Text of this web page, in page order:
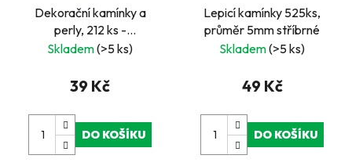
Dekorační kamínky a
perly, 212 ks -
růžovofialové
Skladem(>5 ks)
39 Kč
DO KOŠÍKU
Lepicí kamínky 525ks,
průměr 5mm stříbrné
Skladem(>5 ks)
49 Kč
DO KOŠÍKU